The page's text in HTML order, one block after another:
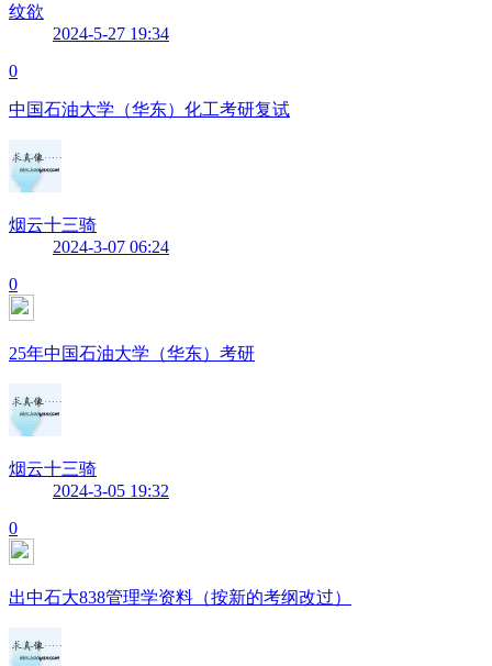
纹欲
2024-5-27 19:34
0
中国石油大学（华东）化工考研复试
烟云十三骑
2024-3-07 06:24
0
25年中国石油大学（华东）考研
烟云十三骑
2024-3-05 19:32
0
出中石大838管理学资料（按新的考纲改过）